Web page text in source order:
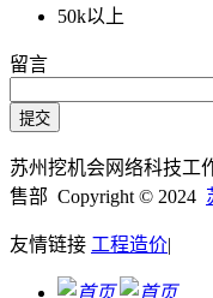
50k以上
留言
苏州挖机会网络科技工
售部 Copyright © 2024
友情链接 工程造价|